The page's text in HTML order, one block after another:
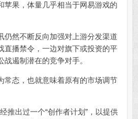
苹果，体量几乎相当于网易游戏的
然不断反向加强对上游分发渠道
直播禁令，一边对旗下或投资的平
遏制潜在的竞争对手。
态，也就意味着原有的市场调节
出过一个“创作者计划”，以提供